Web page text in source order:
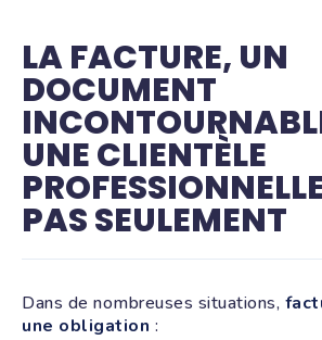
LA FACTURE, UN
DOCUMENT
UNE CLIENTÈLE
PAS SEULEMENT
Dans de nombreuses situations,
une obligation :